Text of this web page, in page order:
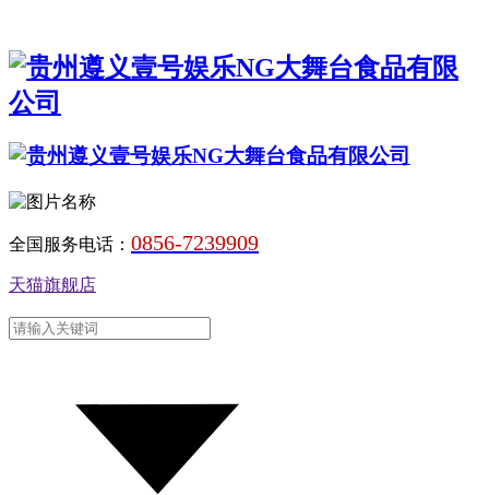
全国服务电话： 0856-7239909
天猫旗舰店